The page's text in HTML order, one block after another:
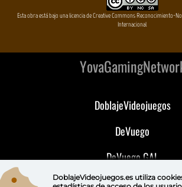
Esta obra está bajo una licencia de Creative Commons Reconocimiento-
Internacional
DoblajeVideojuegos
DeVuego
DeVuego GAL
DeVuego LATAM
DoblajeVideojuegos.es utiliza